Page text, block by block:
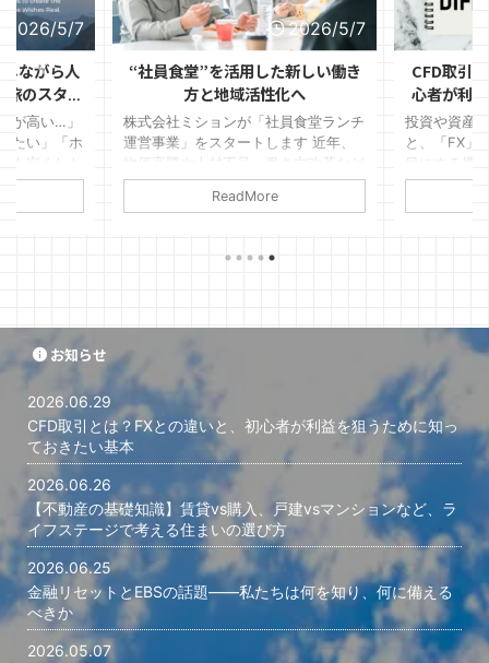
2026/5/7
ながら人
のスタイ
が高い…」
たい」「ホ
も安くした
れている
ないの？」
者の方にも
。 MWR
2026/5/7
“社員食堂”を活用した新しい働き
方と地域活性化へ
株式会社ミションが「社員食堂ランチ
運営事業」をスタートします 近年、
物価高騰や人材不足、働き方改革など
の影響により、「社員の食環境」を見
直す企業が急増しています。その一方
備があるのに昼だけ止まっている 外
った という課題も増えています。 そ
として“社員食堂ランチ運営事業” をス
タートいたします。 これは、企業内
の社員食堂スペースを活用し、 ...
ReadMore
CFD取引
心者が利
投資や資産
と、「FX」
目にする機
比較的よく
に言えば、
株、債券な
し、買った
利益や損失
そのもの ...
お知らせ
2026.06.29
CFD取引とは？FXとの違いと、初心者が利益を狙うために知っ
ておきたい基本
2026.06.26
【不動産の基礎知識】賃貸vs購入、戸建vsマンションなど、ラ
イフステージで考える住まいの選び方
2026.06.25
金融リセットとEBSの話題――私たちは何を知り、何に備える
べきか
2026.05.07